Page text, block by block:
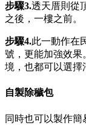
步驟3.透天厝則從
之後，一樓之前。
步驟4.此一動作在
號，更能加強效果
境，也都可以選擇
自製除穢包
同時也可以製作